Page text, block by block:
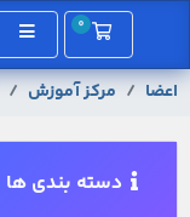
0
کارت خرید
اعضا مرکز آموزش
دسته بندی ها